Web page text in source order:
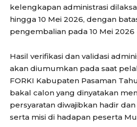
kelengkapan administrasi
hingga 10 Mei 2026, dengan
pengembalian pada 10 Mei
Hasil verifikasi dan validasi
akan diumumkan pada saat
FORKI Kabupaten Pasaman
bakal calon yang dinyatakan
persyaratan diwajibkan hadir
serta misi di hadapan peserta